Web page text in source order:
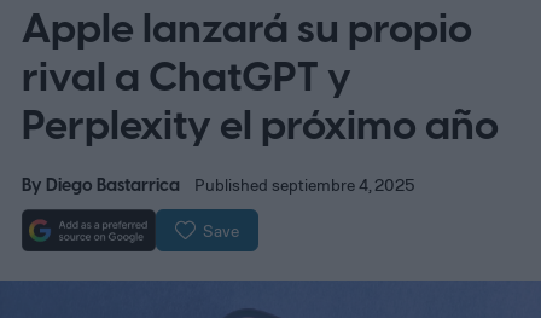
Apple lanzará su propio
rival a ChatGPT y
Perplexity el próximo año
By Diego Bastarrica Published septiembre 4, 2025
Save